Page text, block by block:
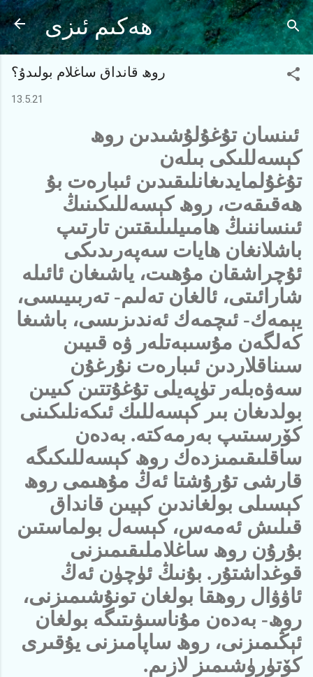
Ana içeriğe atlaھەكىم ئىزى
روھ قانداق ساغلام بولىدۇ؟
13.5.21
ئىنسان تۇغۇلۇشىدىن روھ
كېسەللىكى بىلەن
تۇغۇلمايدىغانلىقىدىن ئىبارەت بۇ
ھەقىقەت، روھ كېسەللىكىنىڭ
ئىنساننىڭ ھامىيلىلىقتىن تارتىپ
باشلانغان ھايات سەپەرىدىكى
ئۇچراشقان مۇھىت، ياشىغان ئائىلە
شارائىتى، ئالغان تەلىم- تەربىيىسى،
يېمەك- ئىچمەك ئەندىزىسى، باشىغا
كەلگەن مۇسىبەتلەر ۋە قىيىن
سىناقلاردىن ئىبارەت نۇرغۇن
سەۋەبلەر تۈپەيلى تۇغۇتتىن كىيىن
بولدىغان بىر كېسەللىك ئىكەنلىكىنى
كۆرسىتىپ بەرمەكتە. بەدەن
ساقلىقىمىزدەك روھ كېسەللىكىگە
قارشى تۇرۇشتا ئەڭ مۇھىمى روھ
كېسىلى بولغاندىن كېيىن قانداق
قىلىش ئەمەس، كېسەل بولماستىن
بۇرۇن روھ ساغلاملىقىمىزنى
قوغداشتۇر. بۇنىڭ ئۈچۈن ئەڭ
ئاۋۋال روھقا بولغان تونۇشىمىزنى،
روھ- بەدەن مۇناسىۋىتىگە بولغان
ئېڭىمىزنى، روھ ساپامىزنى يۇقىرى
كۆتۈرۈشىمىز لازىم.